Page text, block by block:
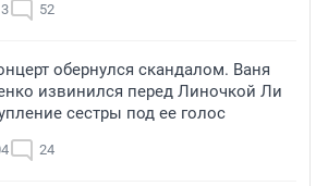
52
обернулся скандалом. Ваня
извинился перед Линочкой Ли
сестры под ее голос
24